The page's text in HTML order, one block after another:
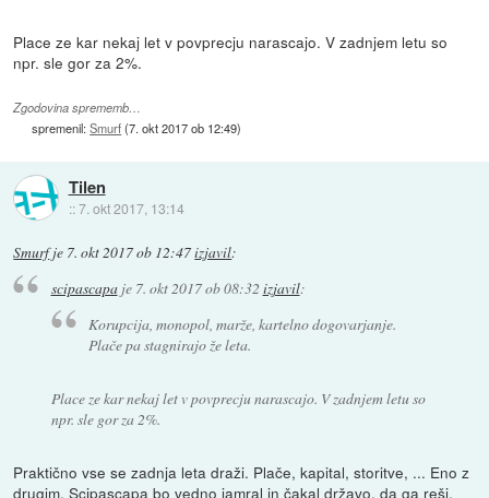
Place ze kar nekaj let v povprecju narascajo. V zadnjem letu so
npr. sle gor za 2%.
Zgodovina sprememb…
spremenil:Smurf(7. okt 2017 ob 12:49)
Tilen
::7. okt 2017, 13:14
Smurfje 7. okt 2017 ob 12:47izjavil:
scipascapaje 7. okt 2017 ob 08:32 izjavil:
Korupcija, monopol, marže, kartelno dogovarjanje.
Plače pa stagnirajo že leta.
Place ze kar nekaj let v povprecju narascajo. V zadnjem letu so
npr. sle gor za 2%.
Praktično vse se zadnja leta draži. Plače, kapital, storitve, ... Eno z
drugim. Scipascapa bo vedno jamral in čakal državo, da ga reši,